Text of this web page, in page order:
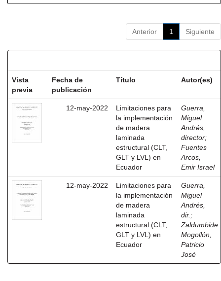
Anterior 1 Siguiente
Vista
previa
Fecha de
publicación
Título Autor(es)
12-may-2022
Limitaciones para
la implementación
de madera
laminada
estructural (CLT,
GLT y LVL) en
Ecuador
Guerra,
Miguel
Andrés,
director;
Fuentes
Arcos,
Emir Israel
12-may-2022
Limitaciones para
la implementación
de madera
laminada
estructural (CLT,
GLT y LVL) en
Ecuador
Guerra,
Miguel
Andrés,
dir. ;
Zaldumbide
Mogollón,
Patricio
José